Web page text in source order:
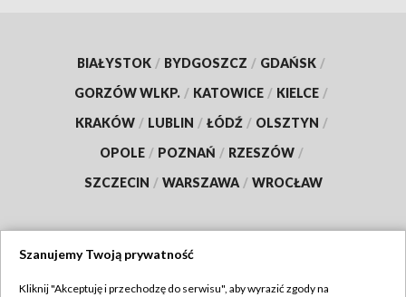
BIAŁYSTOK / BYDGOSZCZ / GDAŃSK /
GORZÓW WLKP. / KATOWICE / KIELCE /
KRAKÓW / LUBLIN / ŁÓDŹ / OLSZTYN /
OPOLE / POZNAŃ / RZESZÓW /
SZCZECIN / WARSZAWA / WROCŁAW
Szanujemy Twoją prywatność
Kliknij "Akceptuję i przechodzę do serwisu", aby wyrazić zgody na